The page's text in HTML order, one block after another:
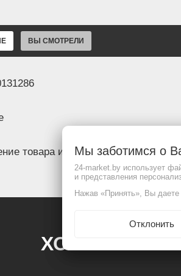
ВЫ СМОТРЕЛИ
товара и комплектация могут
ХОЧЕШЬ
Мы заботимся о
24-market.by использует
и представления
Нажав «Принять», Вы даете
Отклонить